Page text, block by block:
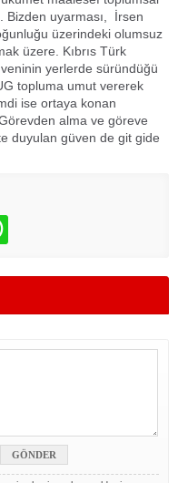
Bizden uyarması, İrsen
üzerindeki olumsuz
üzere. Kıbrıs Türk
yerlerde süründüğü
topluma umut vererek
ise ortaya konan
alma ve göreve
duyulan güven de git gide